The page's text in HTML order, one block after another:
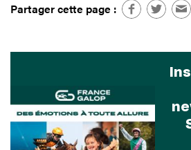
Partager cette page :